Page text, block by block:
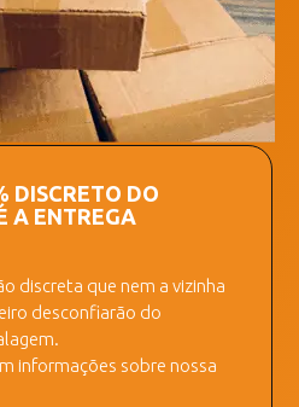
DISCRETO DO
A ENTREGA
discreta que nem a vizinha
desconfiarão do
informações sobre nossa